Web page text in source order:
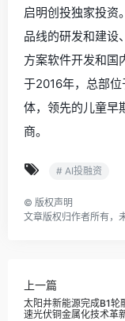
启明创投独家投资
品线的研发和建设
方案软件开发和国
于2016年，总部
体，领先的儿童早
商。
# AI投融资
© 版权声明
文章版权归作者所有，
上一篇
太阳井新能源完成B1轮
速光伏铜金属化技术革